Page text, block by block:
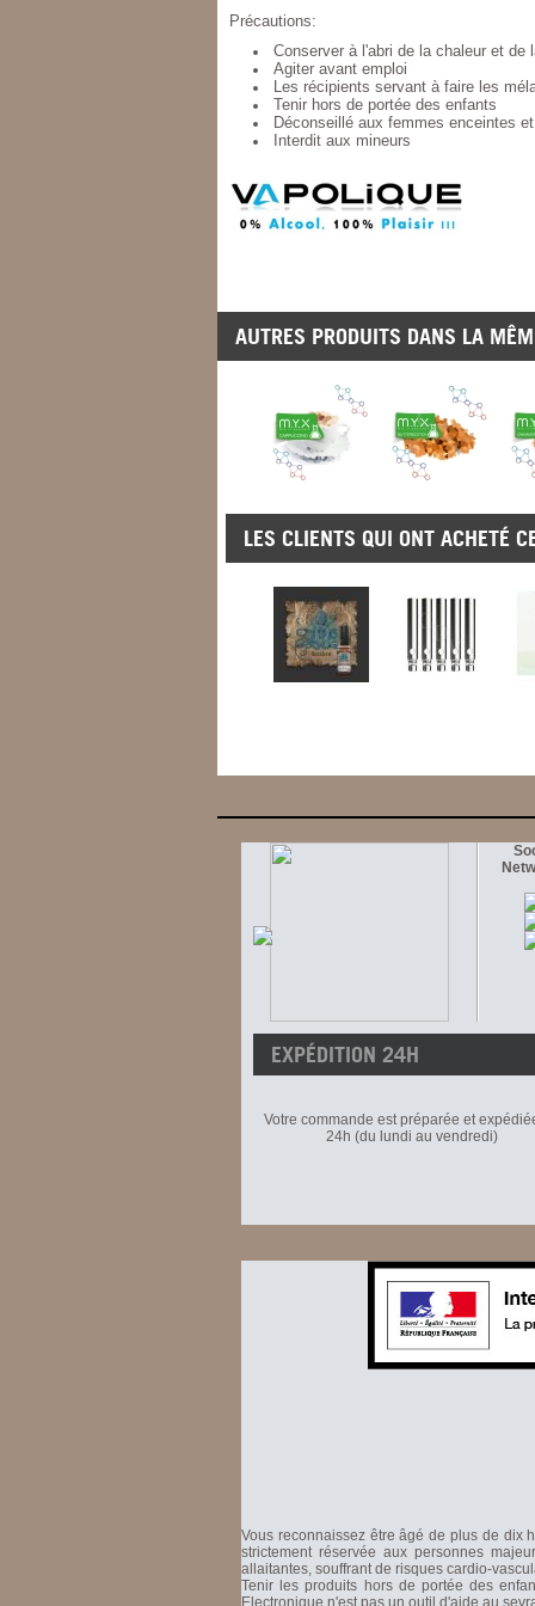
Précautions:
Conserver à l'abri de la chaleur et de
Agiter avant emploi
Les récipients servant à faire les
Tenir hors de portée des enfants
Déconseillé aux femmes enceintes
Interdit aux mineurs
AUTRES PRODUITS DANS LA
LES CLIENTS QUI ONT ACHETÉ
EXPÉDITION 24H
Votre commande est préparée et
24h (du lundi au vendredi)
Vous reconnaissez être âgé de plus de dix
strictement réservée aux personnes
allaitantes, souffrant de risques cardio-
Tenir les produits hors de portée des
Electronique n'est pas un outil d'aide au